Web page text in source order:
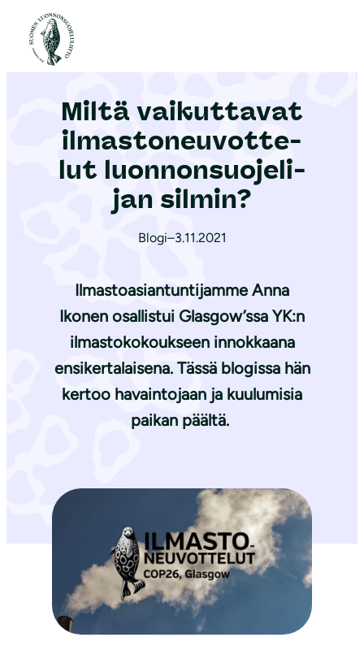
Etusivu
Miltä vaikuttavat
il­mas­to­neu­vot­te­
lut luon­non­suo­je­li­
jan silmin?
Blogi–3.11.2021
Ilmastoasiantuntijamme Anna
Ikonen osallistui Glasgow’ssa YK:n
ilmastokokoukseen innokkaana
ensikertalaisena. Tässä blogissa hän
kertoo havaintojaan ja kuulumisia
paikan päältä.